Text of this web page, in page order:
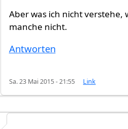
Aber was ich nicht
manche nicht.
Antworten
Sa. 23 Mai 2015 - 21:55 Link